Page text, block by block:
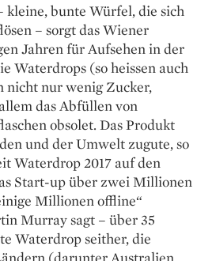
kleine, bunte Würfel, die sich
– sorgt das Wiener
Jahren für Aufsehen in der
Waterdrops (so heissen auch
nur wenig Zucker,
das Abfüllen von
obsolet. Das Produkt
und der Umwelt zugute, so
Waterdrop 2017 auf den
Start-up über zwei Millionen
Millionen offline“
Murray sagt – über 35
Waterdrop seither, die
(darunter Australien,